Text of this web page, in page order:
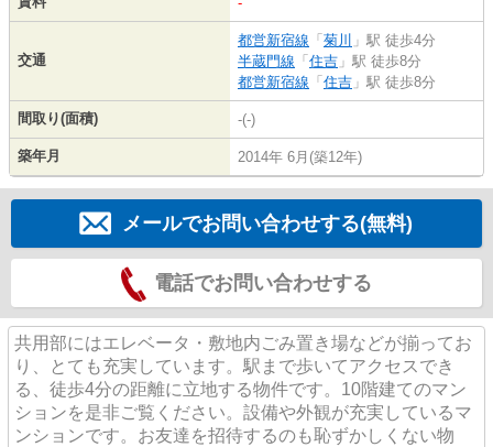
交通
都営新宿線 「 菊川 」駅 徒歩4分
半蔵門線 「 住吉 」駅 徒歩8分
都営新宿線 「 住吉 」駅 徒歩8分
間取り(面積) -(-)
築年月 2014年 6月(築12年)
メールでお問い合わせする(無料)
電話でお問い合わせする
共用部にはエレベータ・敷地内ごみ置き場などが揃ってお
り、とても充実しています。駅まで歩いてアクセスでき
る、徒歩4分の距離に立地する物件です。10階建てのマン
ションを是非ご覧ください。設備や外観が充実しているマ
ンションです。お友達を招待するのも恥ずかしくない物